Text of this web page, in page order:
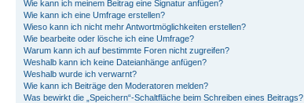
Wie kann ich meinem Beitrag eine Signatur anfügen?
Wie kann ich eine Umfrage erstellen?
Wieso kann ich nicht mehr Antwortmöglichkeiten erstellen?
Wie bearbeite oder lösche ich eine Umfrage?
Warum kann ich auf bestimmte Foren nicht zugreifen?
Weshalb kann ich keine Dateianhänge anfügen?
Weshalb wurde ich verwarnt?
Wie kann ich Beiträge den Moderatoren melden?
Was bewirkt die „Speichern“-Schaltfläche beim Schreiben eines Beitrags?